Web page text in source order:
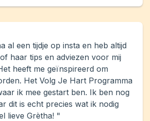
al een tijdje op insta en heb altijd
haar tips en adviezen voor mij
heeft me geïnspireerd om
Het Volg Je Hart Programma
ik mee gestart ben. Ik ben nog
dit is echt precies wat ik nodig
lieve Grètha! "